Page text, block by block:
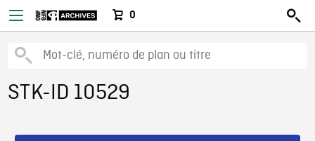
0
STK-ID 10529